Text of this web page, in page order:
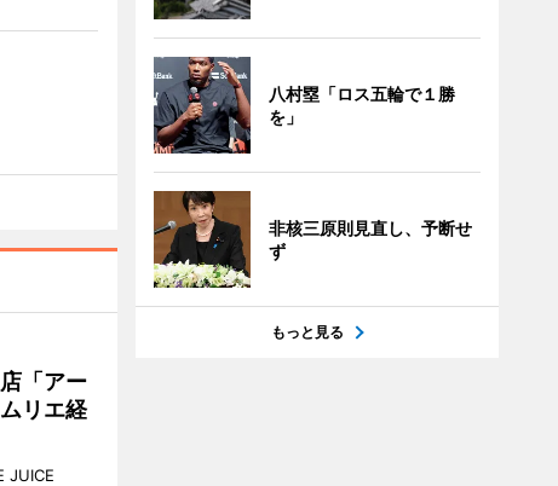
「アー
リエ経
JUICE
八村塁「ロス五輪で１勝
を」
非核三原則見直し、予断せ
ず
もっと見る